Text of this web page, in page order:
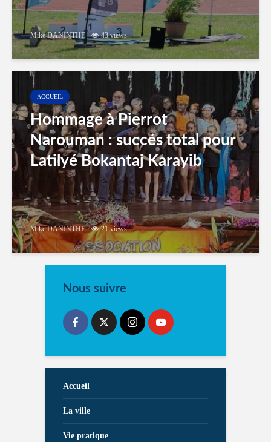
Mike DANINTHE 43 views
ACCUEIL
Hommage à Pierrot
Narouman : succés total pour
Latilyé Bokantaj Karayib
Mike DANINTHE 21 views
Nous suivre
Accueil
La ville
Vie pratique